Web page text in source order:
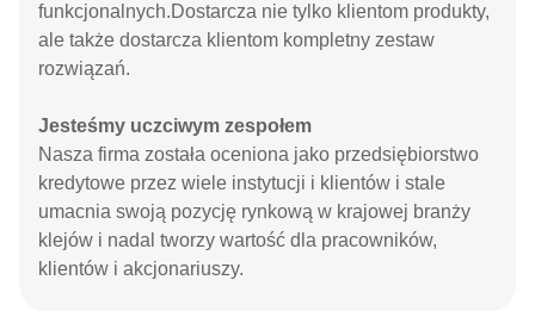
funkcjonalnych.Dostarcza nie tylko klientom produkty,
ale także dostarcza klientom kompletny zestaw
rozwiązań.
Jesteśmy uczciwym zespołem
Nasza firma została oceniona jako przedsiębiorstwo
kredytowe przez wiele instytucji i klientów i stale
umacnia swoją pozycję rynkową w krajowej branży
klejów i nadal tworzy wartość dla pracowników,
klientów i akcjonariuszy.